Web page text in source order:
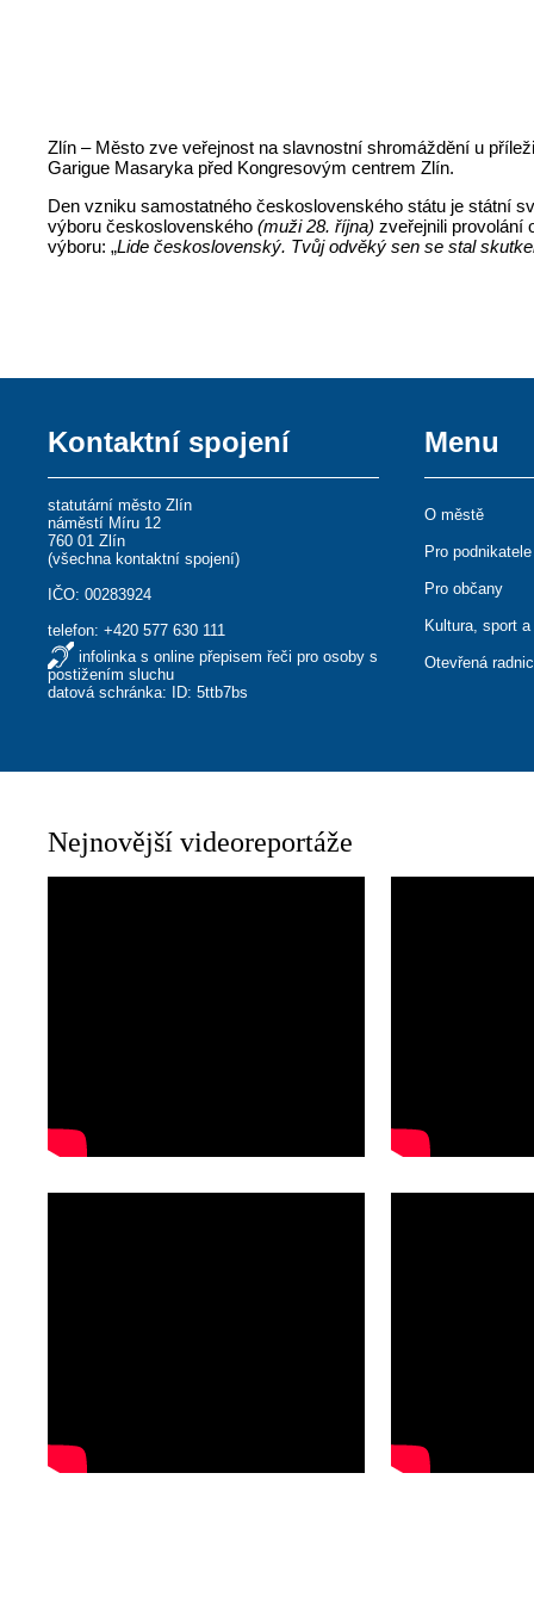
Zlín – Město zve veřejnost na slavnostní shromáždění u
Garigue Masaryka před Kongresovým centrem Zlín.
Den vzniku samostatného československého státu je státní
výboru československého(muži 28. října)zveřejnili provolání
výboru: „Lide československý. Tvůj odvěký sen se stal
Kontaktní spojení
statutární město Zlín
náměstí Míru 12
760 01 Zlín
(všechna kontaktní spojení)
IČO: 00283924
telefon:+420 577 630 111
infolinka s online přepisem řeči pro osoby s
postižením sluchu
datová schránka: ID: 5ttb7bs
Menu
O městě
Pro podnikatele
Pro občany
Kultura, sport
Otevřená
Nejnovější videoreportáže